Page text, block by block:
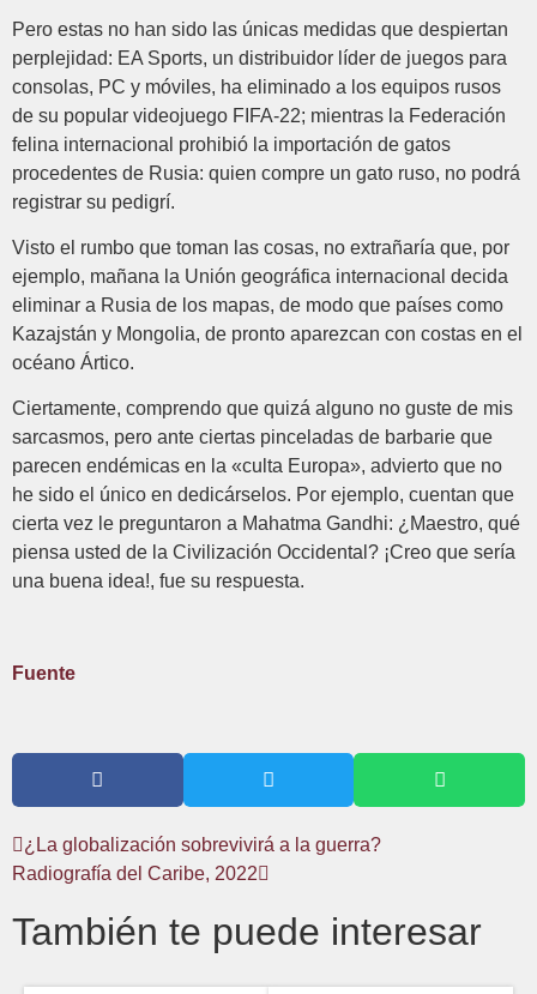
Pero estas no han sido las únicas medidas que despiertan
perplejidad: EA Sports, un distribuidor líder de juegos para
consolas, PC y móviles, ha eliminado a los equipos rusos
de su popular videojuego FIFA-22; mientras la Federación
felina internacional prohibió la importación de gatos
procedentes de Rusia: quien compre un gato ruso, no podrá
registrar su pedigrí.
Visto el rumbo que toman las cosas, no extrañaría que, por
ejemplo, mañana la Unión geográfica internacional decida
eliminar a Rusia de los mapas, de modo que países como
Kazajstán y Mongolia, de pronto aparezcan con costas en el
océano Ártico.
Ciertamente, comprendo que quizá alguno no guste de mis
sarcasmos, pero ante ciertas pinceladas de barbarie que
parecen endémicas en la «culta Europa», advierto que no
he sido el único en dedicárselos. Por ejemplo, cuentan que
cierta vez le preguntaron a Mahatma Gandhi: ¿Maestro, qué
piensa usted de la Civilización Occidental? ¡Creo que sería
una buena idea!, fue su respuesta.
Fuente
¿La globalización sobrevivirá a la guerra?
Radiografía del Caribe, 2022
También te puede interesar